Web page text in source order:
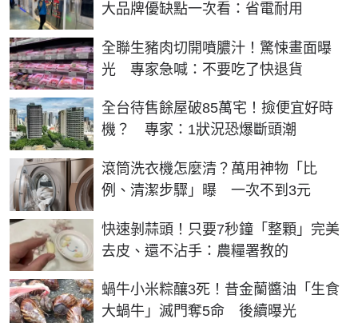
大品牌優缺點一次看：省電耐用
全聯生豬肉切開噴膿汁！驚悚畫面曝
光 專家急喊：不要吃了快退貨
全台待售餘屋破85萬宅！撿便宜好時
機？ 專家：1狀況恐爆斷頭潮
滾筒洗衣機怎麼清？萬用神物「比
例、清潔步驟」曝 一次不到3元
快速剝蒜頭！只要7秒鐘「整顆」完美
去皮、還不沾手：農糧署教的
蝸牛小米粽釀3死！昔金蘭醬油「生食
大蝸牛」滅門奪5命 後續曝光